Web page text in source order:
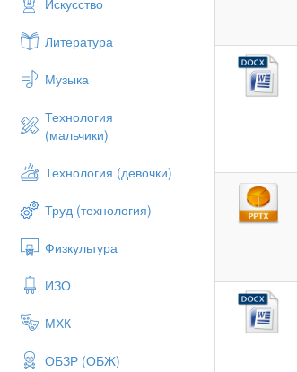
Искусство
Литература
Музыка
Технология
(мальчики)
Технология (девочки)
Труд (технология)
Физкультура
ИЗО
МХК
ОБЗР (ОБЖ)